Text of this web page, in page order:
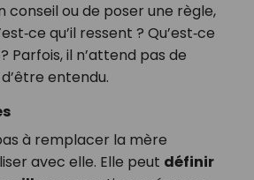
conseil ou de poser une règle,
qu’il ressent ? Qu’est‑ce
Parfois, il n’attend pas de
entendu.
à remplacer la mère
avec elle. Elle peut définir